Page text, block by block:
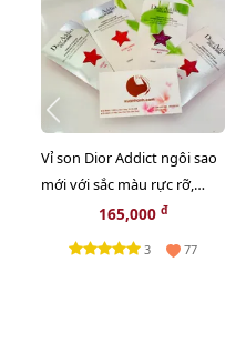
Vỉ son Dior Addict ngôi sao
mới với sắc màu rực rỡ,
bóng mượt, giữ ẩm 24h
165,000 đ
3 77